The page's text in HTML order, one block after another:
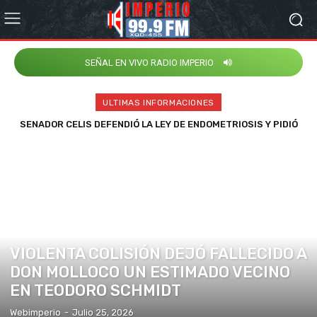
SEÑAL EN VIVO RADIO IMPERIO
ULTIMAS INFORMACIONES
SENADOR CELIS DEFENDIÓ LA LEY DE ENDOMETRIOSIS Y PIDIÓ
VIOLENTA COLISIÓN DEJÓ FALLECIDO A
DON MOLLOCO UN ESTIMADO VECINO
EN TEODORO SCHMIDT
Webimperio - Julio 25, 2026